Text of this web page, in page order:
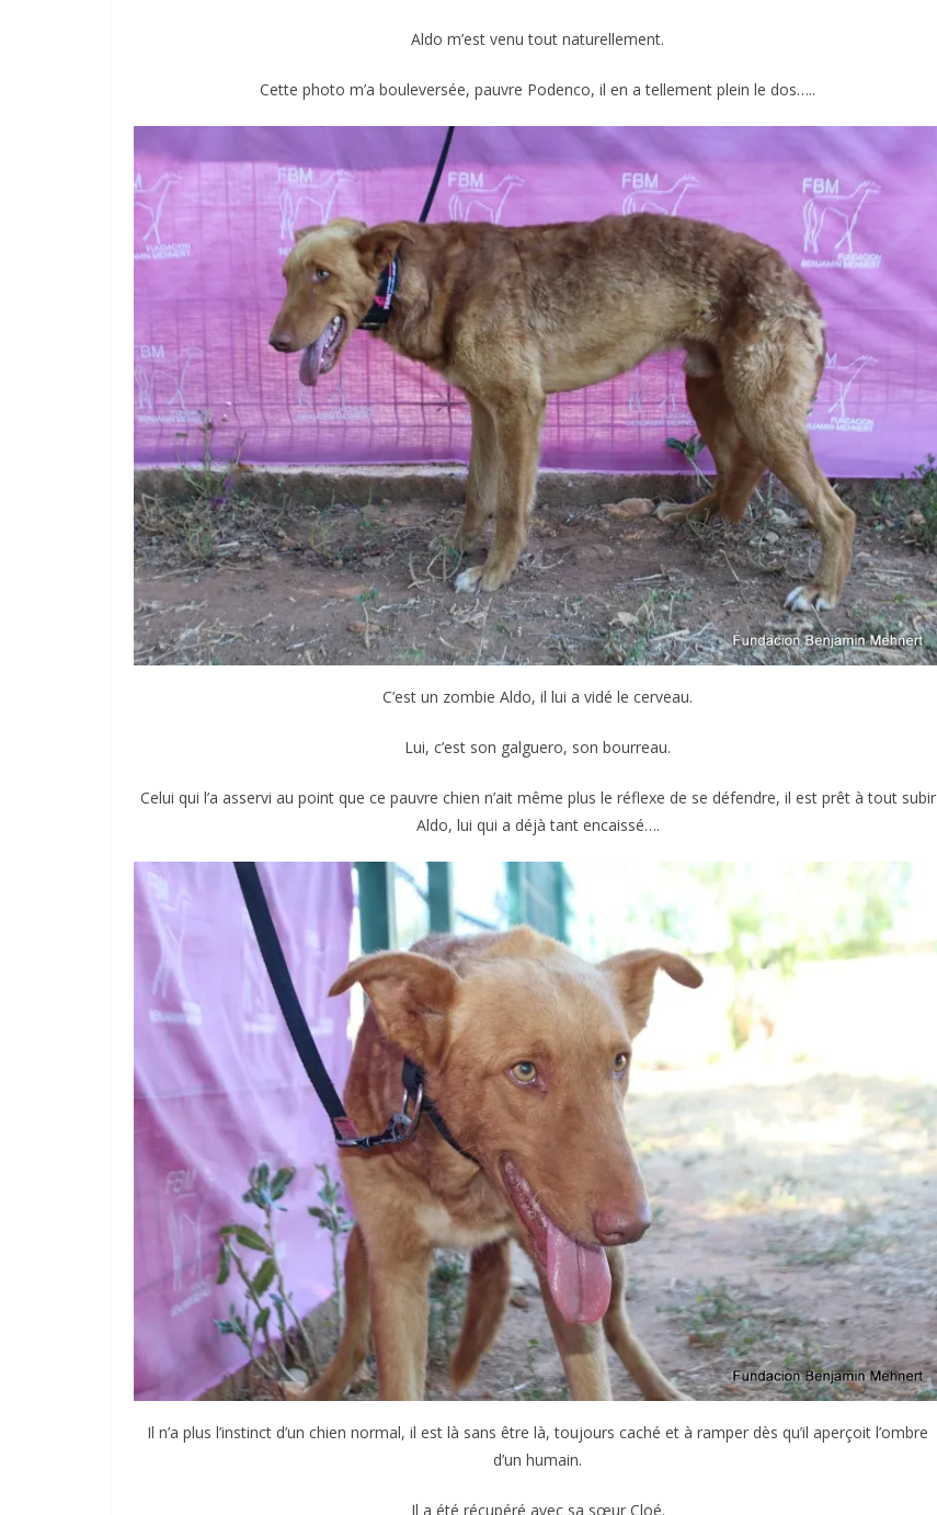
Aldo m’est venu tout naturellement.
Cette photo m’a bouleversée, pauvre Podenco, il en a tellement plein le dos…..
C’est un zombie Aldo, il lui a vidé le cerveau.
Lui, c’est son galguero, son bourreau.
Celui qui l’a asservi au point que ce pauvre chien n’ait même plus le réflexe de se défendre, il est prêt à tout subir
Aldo, lui qui a déjà tant encaissé….
Il n’a plus l’instinct d’un chien normal, il est là sans être là, toujours caché et à ramper dès qu’il aperçoit l’ombre
d’un humain.
Il a été récupéré avec sa sœur Cloé.